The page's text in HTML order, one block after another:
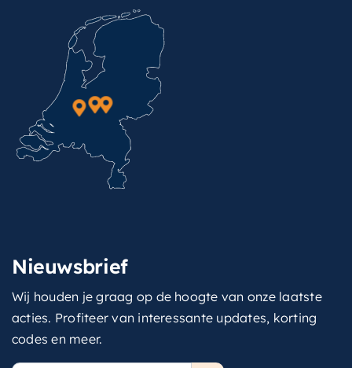
Nieuwsbrief
Wij houden je graag op de hoogte van onze laatste
acties. Profiteer van interessante updates, korting
codes en meer.